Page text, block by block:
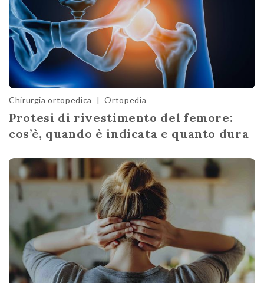
Chirurgia ortopedica | Ortopedia
Protesi di rivestimento del femore:
cos’è, quando è indicata e quanto dura